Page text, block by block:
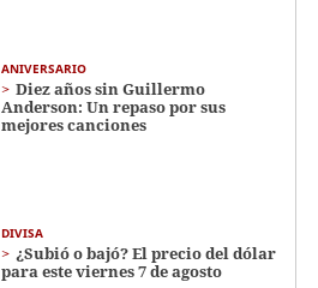
ANIVERSARIO
Diez años sin Guillermo
Anderson: Un repaso por sus
mejores canciones
DIVISA
¿Subió o bajó? El precio del dólar
para este viernes 7 de agosto